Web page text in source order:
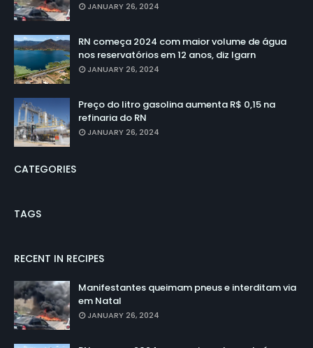
JANUARY 26, 2024
RN começa 2024 com maior volume de água
nos reservatórios em 12 anos, diz Igarn
JANUARY 26, 2024
Preço do litro gasolina aumenta R$ 0,15 na
refinaria do RN
JANUARY 26, 2024
CATEGORIES
TAGS
RECENT IN RECIPES
Manifestantes queimam pneus e interditam via
em Natal
JANUARY 26, 2024